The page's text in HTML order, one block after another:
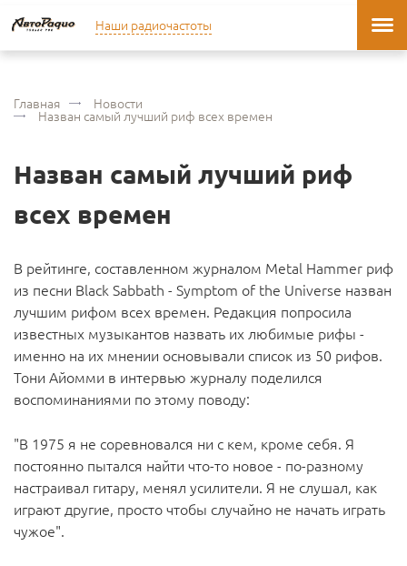
Наши радиочастоты
Главная Новости
Назван самый лучший риф всех времен
Назван самый лучший риф
всех времен
В рейтинге, составленном журналом Metal Hammer риф
из песни Black Sabbath - Symptom of the Universe назван
лучшим рифом всех времен. Редакция попросила
известных музыкантов назвать их любимые рифы -
именно на их мнении основывали список из 50 рифов.
Тони Айомми в интервью журналу поделился
воспоминаниями по этому поводу:
"В 1975 я не соревновался ни с кем, кроме себя. Я
постоянно пытался найти что-то новое - по-разному
настраивал гитару, менял усилители. Я не слушал, как
играют другие, просто чтобы случайно не начать играть
чужое".